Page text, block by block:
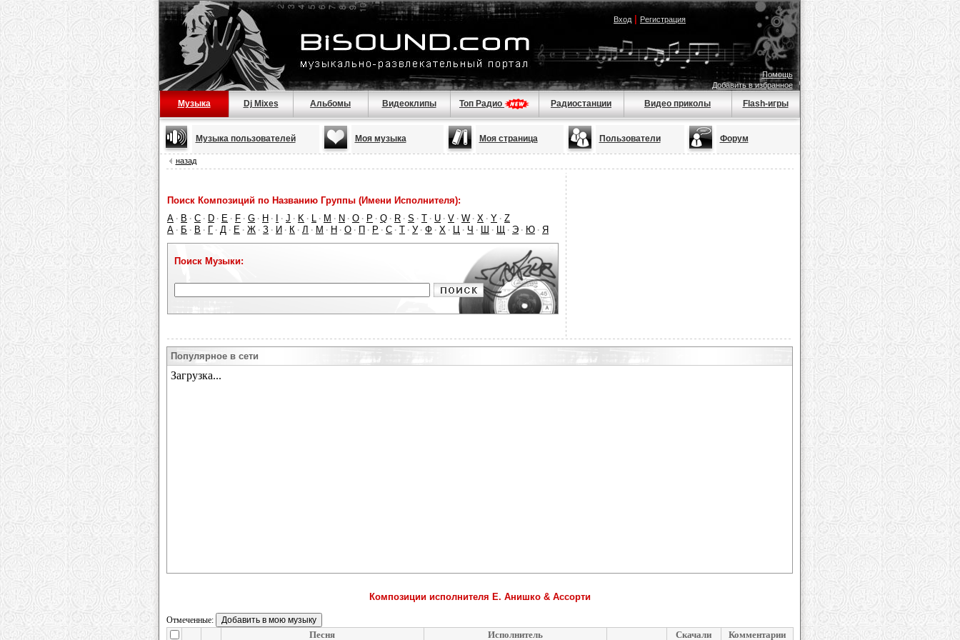
Вход| Регистрация
Помощь
Добавить в избранное
Музыка Dj Mixes Альбомы Видеоклипы Топ Радио Радиостанции Видео приколы Flash-игры
Музыка пользователей Моя музыка Моя страница Пользователи Форум
назад
Поиск Композиций по Названию Группы (Имени Исполнителя):
A · B · C · D · E · F · G · H · · J · K · L · M · N · O · P · Q · R · S · T · U · V · W · X · Y · Z
А · Б · В · Г · Д · Е · Ж · З · И · К · Л · М · Н · О · П · Р · С · Т · У · Ф · Х · Ц · Ч · Ш · Щ · Э · Ю · Я
Поиск Музыки:
Популярное в сети
Композиции исполнителя Е. Анишко & Ассорти
Отмеченные:
Песня Исполнитель Скачали Комментарии